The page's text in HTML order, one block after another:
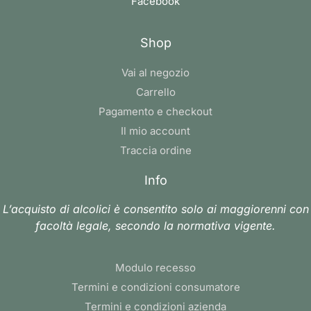
Shop
Vai al negozio
Carrello
Pagamento e checkout
Il mio account
Traccia ordine
Info
L’acquisto di alcolici è consentito solo ai maggiorenni con
facoltà legale, secondo la normativa vigente.
Modulo recesso
Termini e condizioni consumatore
Termini e condizioni azienda